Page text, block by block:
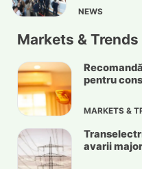
NEWS
Markets & Trends
pentru
MARKETS &
avarii